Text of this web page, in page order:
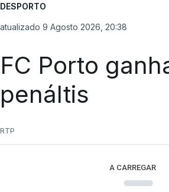
DESPORTO
atualizado 9 Agosto 2026, 20:38
FC Porto
penáltis
RTP
A CARREGAR